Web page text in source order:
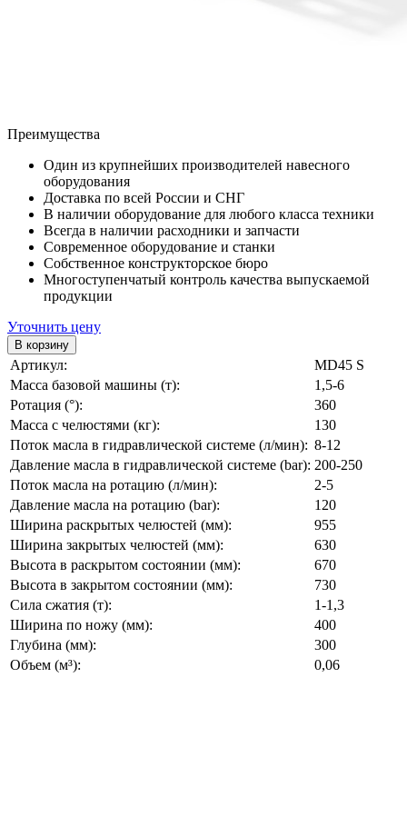
Преимущества
Один из крупнейших производителей навесного
оборудования
Доставка по всей России и СНГ
В наличии оборудование для любого класса техники
Всегда в наличии расходники и запчасти
Современное оборудование и станки
Собственное конструкторское бюро
Многоступенчатый контроль качества выпускаемой
продукции
Уточнить цену
Артикул:
MD45 S
Масса базовой машины (т):
1,5-6
Ротация (°):
360
Масса с челюстями (кг):
130
Поток масла в гидравлической системе (л/мин): 8-12
Давление масла в гидравлической системе (bar): 200-250
Поток масла на ротацию (л/мин):
2-5
Давление масла на ротацию (bar):
120
Ширина раскрытых челюстей (мм):
955
Ширина закрытых челюстей (мм):
630
Высота в раскрытом состоянии (мм):
670
Высота в закрытом состоянии (мм):
730
Сила сжатия (т):
1-1,3
Ширина по ножу (мм):
400
Глубина (мм):
300
Объем (м³):
0,06